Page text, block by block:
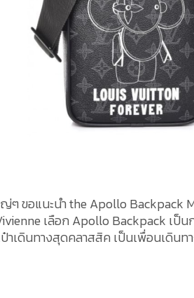
ญ่ๆ ขอแนะนำ the Apollo Backpack
เลือก Apollo Backpack เ
ป๋าเดินทางสุดคลาสสิค เป็นเพื่อนเดิน